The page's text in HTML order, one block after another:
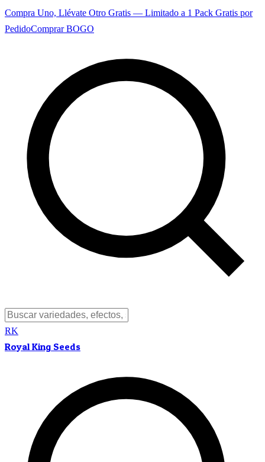
Compra Uno, Llévate Otro Gratis — Limitado a 1 Pack Gratis por
PedidoComprar BOGO
RK
Royal King Seeds